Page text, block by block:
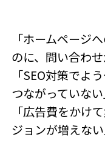
「ホームページ
のに、問い合わ
「SEO対策でよ
つながっていない
「広告費をかけ
ジョンが増えない